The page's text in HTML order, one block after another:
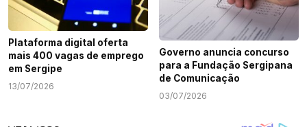
Plataforma digital oferta
mais 400 vagas de emprego
em Sergipe
13/07/2026
Governo anuncia concurso
para a Fundação Sergipana
de Comunicação
03/07/2026